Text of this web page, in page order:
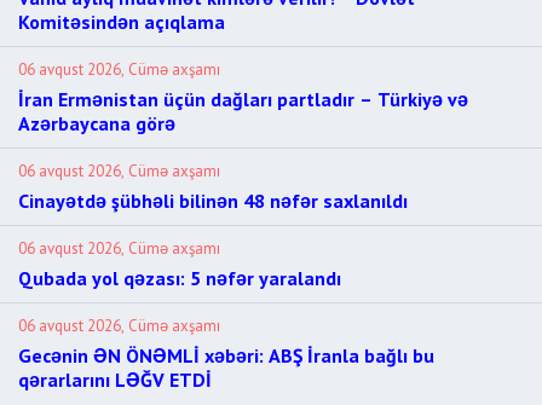
Komitəsindən açıqlama
06 avqust 2026, Cümə axşamı
İran Ermənistan üçün dağları partladır – Türkiyə və
Azərbaycana görə
06 avqust 2026, Cümə axşamı
Cinayətdə şübhəli bilinən 48 nəfər saxlanıldı
06 avqust 2026, Cümə axşamı
Qubada yol qəzası: 5 nəfər yaralandı
06 avqust 2026, Cümə axşamı
Gecənin ƏN ÖNƏMLİ xəbəri: ABŞ İranla bağlı bu
qərarlarını LƏĞV ETDİ